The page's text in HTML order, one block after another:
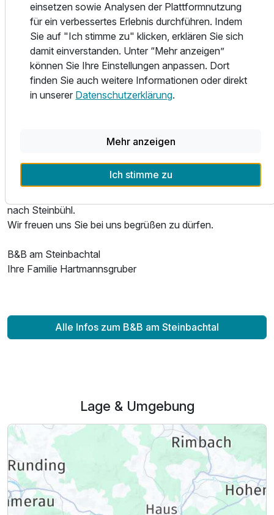
Bad Kötzting, ein kleines romantisches Städtchen im
Herzen des Bayrischen Wald. In der östlichen Oberpfalz
gelegen, nahe den Bergen "Arber" und "Kaitersberg". Mit
seinen Kleinstadtcharakter, hat es schon so manchen
Urlauber in seinen Bann gezogen. In den vielen kleinen
Geschäften gibt es allerhand zu entdecken.
berittenen Bittprozessionen Europas und geht auf ein
Gelöbnis aus dem Jahre 1412 zurück. Seit diesem Jahr
ziehen alljährlich am Pfingstmontag über 900 Reiter betend
auf geschmückten Pferden und in Trachten des
nach Steinbühl.
Wir freuen uns Sie bei uns begrüßen zu dürfen.
B&B am Steinbachtal
Ihre Familie Hartmannsgruber
Alle Infos zum B&B am Steinbachtal
Lage & Umgebung
einsetzen sowie Analysen der Plattformnutzung
für ein verbessertes Erlebnis durchführen. Indem
Sie auf "Ich stimme zu" klicken, erklären Sie sich
damit einverstanden. Unter “Mehr anzeigen”
können Sie Ihre Einstellungen anpassen. Dort
finden Sie auch weitere Informationen oder direkt
in unserer Datenschutzerklärung.
Mehr anzeigen
Ich stimme zu